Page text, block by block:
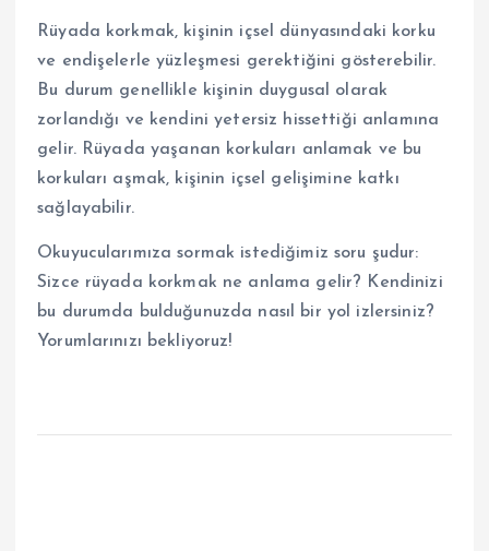
Rüyada korkmak, kişinin içsel dünyasındaki korku
ve endişelerle yüzleşmesi gerektiğini gösterebilir.
Bu durum genellikle kişinin duygusal olarak
zorlandığı ve kendini yetersiz hissettiği anlamına
gelir. Rüyada yaşanan korkuları anlamak ve bu
korkuları aşmak, kişinin içsel gelişimine katkı
sağlayabilir.
Okuyucularımıza sormak istediğimiz soru şudur:
Sizce rüyada korkmak ne anlama gelir? Kendinizi
bu durumda bulduğunuzda nasıl bir yol izlersiniz?
Yorumlarınızı bekliyoruz!